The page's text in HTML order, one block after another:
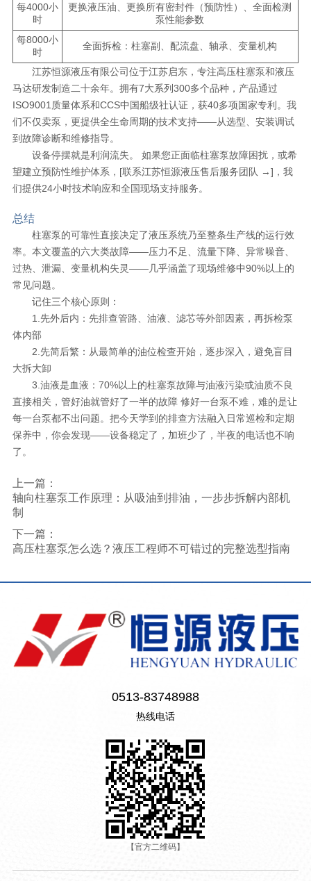
每4000小
时
更换液压油、更换所有密封件（预防性）、全面检测
泵性能参数
每8000小
时
全面拆检：柱塞副、配流盘、轴承、变量机构
江苏恒源液压有限公司位于江苏启东，专注高压柱塞泵和液压
马达研发制造二十余年。拥有7大系列300多个品种，产品通过
ISO9001质量体系和CCS中国船级社认证，获40多项国家专利。我
们不仅卖泵，更提供全生命周期的技术支持——从选型、安装调试
到故障诊断和维修指导。
设备停摆就是利润流失。 如果您正面临柱塞泵故障困扰，或希
望建立预防性维护体系， [联系江苏恒源液压售后服务团队 →] ，我
们提供24小时技术响应和全国现场支持服务。
总结
柱塞泵的可靠性直接决定了液压系统乃至整条生产线的运行效
率。本文覆盖的六大类故障——压力不足、流量下降、异常噪音、
过热、泄漏、变量机构失灵——几乎涵盖了现场维修中90%以上的
常见问题。
记住三个核心原则：
1.先外后内：先排查管路、油液、滤芯等外部因素，再拆检泵
体内部
2.先简后繁：从最简单的油位检查开始，逐步深入，避免盲目
大拆大卸
3.油液是血液：70%以上的柱塞泵故障与油液污染或油质不良
直接相关，管好油就管好了一半的故障 修好一台泵不难，难的是让
每一台泵都不出问题。把今天学到的排查方法融入日常巡检和定期
保养中，你会发现——设备稳定了，加班少了，半夜的电话也不响
了。
上一篇：
轴向柱塞泵工作原理：从吸油到排油，一步步拆解内部机
制
下一篇：
高压柱塞泵怎么选？液压工程师不可错过的完整选型指南
0513-83748988
热线电话
【官方二维码】